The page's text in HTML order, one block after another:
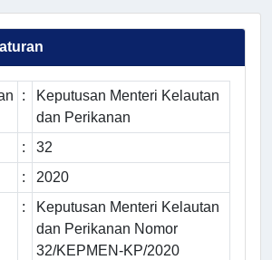
:
Keputusan Menteri Kelautan
dan Perikanan
:
32
:
2020
:
Keputusan Menteri Kelautan
dan Perikanan Nomor
32/KEPMEN-KP/2020